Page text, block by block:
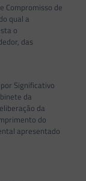
de
qual a
o
das
Significativo
da
da
do
apresentado